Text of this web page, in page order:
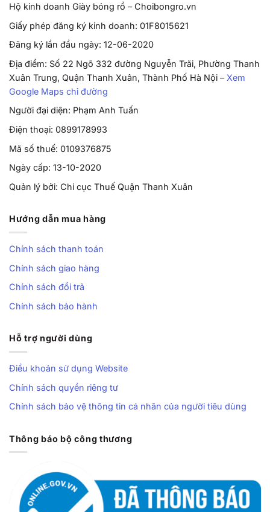
Hộ kinh doanh Giày bóng rổ – Choibongro.vn
Giấy phép đăng ký kinh doanh: 01F8015621
Đăng ký lần đầu ngày: 12-06-2020
Địa điểm: Số 22 Ngõ 332 đường Nguyễn Trãi, Phường Thanh
Xuân Trung, Quận Thanh Xuân, Thành Phố Hà Nội – Xem
Google Maps chỉ đường
Người đại diện: Phạm Anh Tuấn
Điện thoại: 0899178993
Mã số thuế: 0109376875
Ngày cấp: 13-10-2020
Quản lý bởi: Chi cục Thuế Quận Thanh Xuân
Hướng dẫn mua hàng
Chính sách thanh toán
Chính sách giao hàng
Chính sách đổi trả
Chính sách bảo hành
Hỗ trợ người dùng
Điều khoản sử dụng Website
Chính sách quyền riêng tư
Chính sách bảo vệ thông tin cá nhân của người tiêu dùng
Thông báo bộ công thương